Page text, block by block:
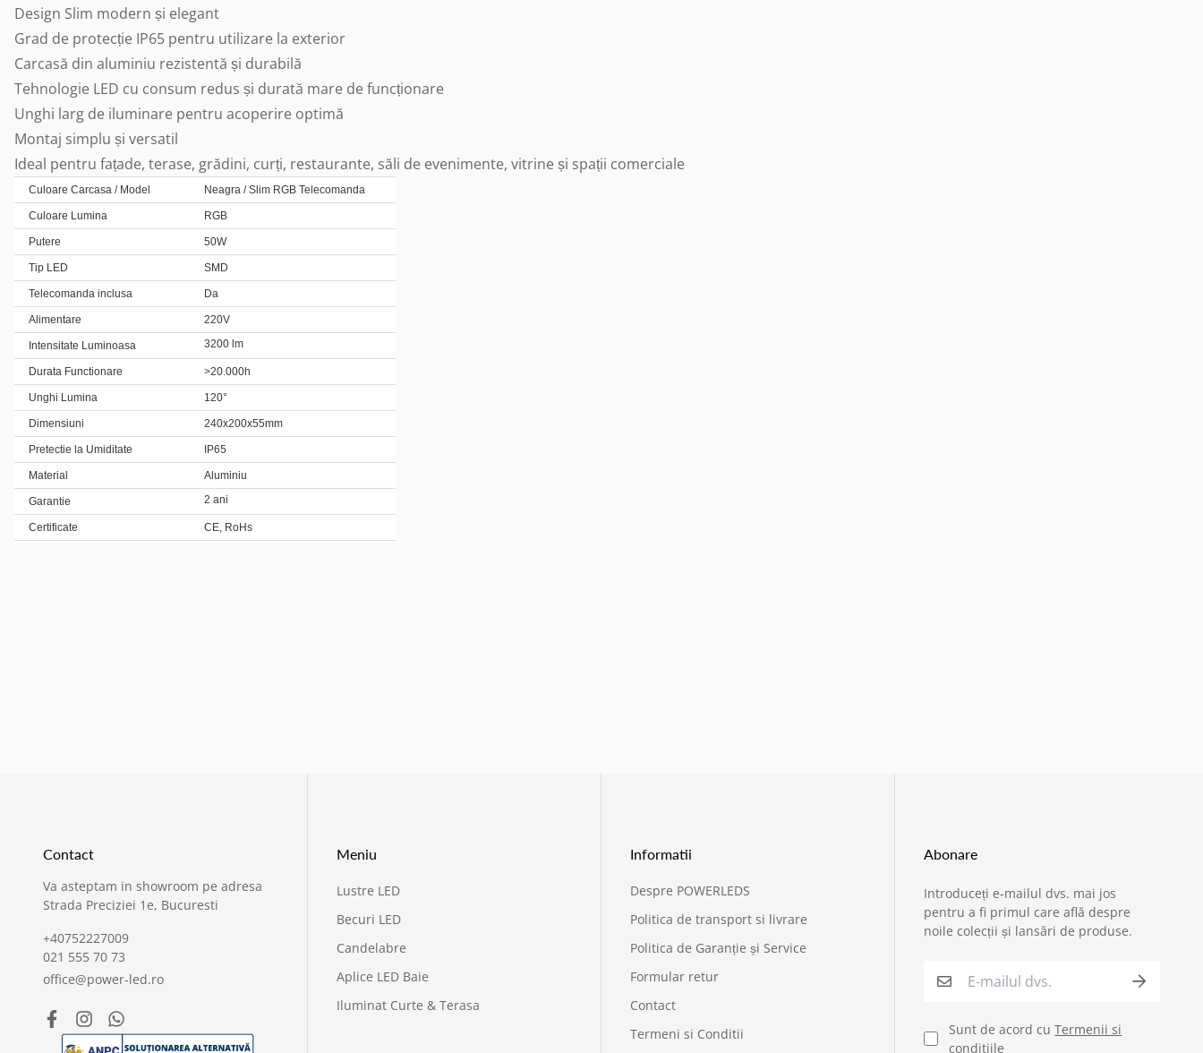
Design Slim modern și elegant
Grad de protecție IP65 pentru utilizare la exterior
Carcasă din aluminiu rezistentă și durabilă
Tehnologie LED cu consum redus și durată mare de funcționare
Unghi larg de iluminare pentru acoperire optimă
Montaj simplu și versatil
Ideal pentru fațade, terase, grădini, curți, restaurante, săli de evenimente, vitrine și spații comerciale
Culoare Carcasa / Model Neagra / Slim RGB Telecomanda
Culoare Lumina RGB
Putere 50W
Tip LED SMD
Telecomanda inclusa Da
Alimentare 220V
Intensitate Luminoasa 3200 lm
Durata Functionare >20.000h
Unghi Lumina 120°
Dimensiuni 240x200x55mm
Pretectie la Umiditate IP65
Material Aluminiu
Garantie 2 ani
Certificate CE, RoHs
Contact
Va asteptam in showroom pe adresa
Strada Preciziei 1e, Bucuresti
+40752227009
021 555 70 73
office@power-led.ro
Meniu
Lustre LED
Becuri LED
Candelabre
Aplice LED Baie
Iluminat Curte & Terasa
Informatii
Despre POWERLEDS
Politica de transport si livrare
Politica de Garanție și Service
Formular retur
Contact
Termeni si Conditii
Abonare
Introduceți e-mailul dvs. mai jos
pentru a fi primul care află despre
noile colecții și lansări de produse.
Sunt de acord cuTermenii si
conditiile
Service si garantii